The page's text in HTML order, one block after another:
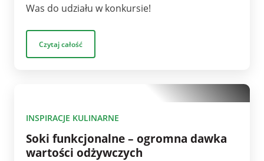
Was do udziału w konkursie!
Czytaj całość
INSPIRACJE KULINARNE
Soki funkcjonalne – ogromna dawka
wartości odżywczych